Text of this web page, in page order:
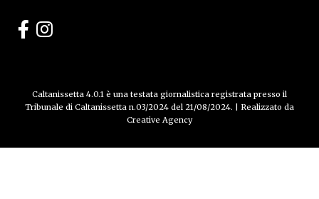
Caltanissetta 4.0.1 è una testata giornalistica registrata presso il
Tribunale di Caltanissetta n.03/2024 del 21/08/2024. | Realizzato da
Creative Agency